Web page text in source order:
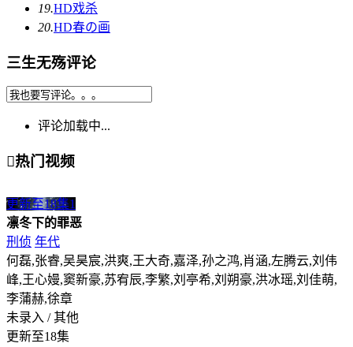
19.HD戏杀
20.HD春の画
三生无殇评论
评论加载中...
热门视频
更新至18集1
凛冬下的罪恶
刑侦 年代
何磊,张睿,吴昊宸,洪爽,王大奇,嘉泽,孙之鸿,肖涵,左腾云,刘伟
峰,王心嫚,窦新豪,苏宥辰,李繁,刘亭希,刘朔豪,洪冰瑶,刘佳萌,
李蒲赫,徐章
未录入 / 其他
更新至18集